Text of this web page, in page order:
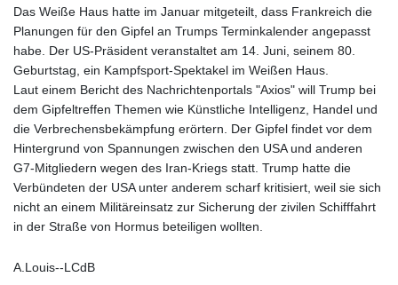
IDR 20580.370421
ILS 3.468234
IMP 0.859288
INR 109.992259
IQD 1515.115748
IRR
1590322.371805
ISK 142.598215
JEP 0.859288
JMD 183.583315
JOD 0.819746
JPY 182.445186
Das Weiße Haus hatte im Januar mitgeteilt, dass Frankreich die
Planungen für den Gipfel an Trumps Terminkalender angepasst
habe. Der US-Präsident veranstaltet am 14. Juni, seinem 80.
Geburtstag, ein Kampfsport-Spektakel im Weißen Haus.
Laut einem Bericht des Nachrichtenportals "Axios" will Trump bei
dem Gipfeltreffen Themen wie Künstliche Intelligenz, Handel und
die Verbrechensbekämpfung erörtern. Der Gipfel findet vor dem
Hintergrund von Spannungen zwischen den USA und anderen
G7-Mitgliedern wegen des Iran-Kriegs statt. Trump hatte die
Verbündeten der USA unter anderem scharf kritisiert, weil sie sich
nicht an einem Militäreinsatz zur Sicherung der zivilen Schifffahrt
in der Straße von Hormus beteiligen wollten.
A.Louis--LCdB